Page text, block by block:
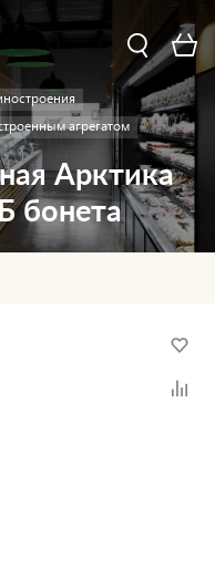
агрегатом
Арктика
бонета